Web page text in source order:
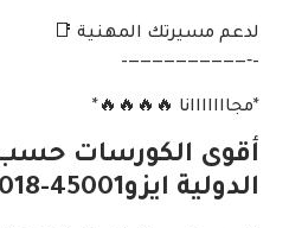
لدعم مسيرتك المهنية 📑
–‐——————————–
*مجااااااانا 🔥🔥🔥🔥*
أقوى الكورسات
الدولية ايزو45001-2018 —–